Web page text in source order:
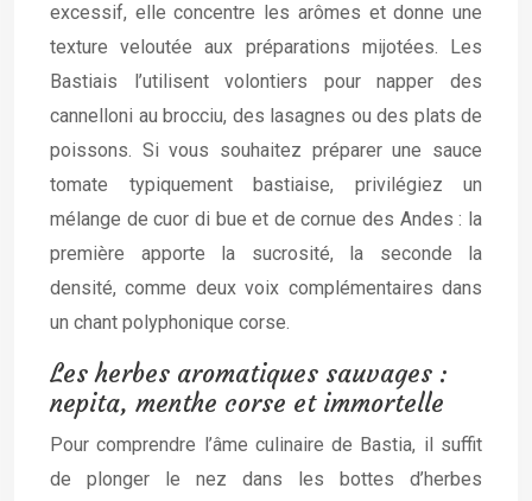
excessif, elle concentre les arômes et donne une
texture veloutée aux préparations mijotées. Les
Bastiais l’utilisent volontiers pour napper des
cannelloni au brocciu, des lasagnes ou des plats de
poissons. Si vous souhaitez préparer une sauce
tomate typiquement bastiaise, privilégiez un
mélange de cuor di bue et de cornue des Andes : la
première apporte la sucrosité, la seconde la
densité, comme deux voix complémentaires dans
un chant polyphonique corse.
Les herbes aromatiques sauvages :
nepita, menthe corse et immortelle
Pour comprendre l’âme culinaire de Bastia, il suffit
de plonger le nez dans les bottes d’herbes